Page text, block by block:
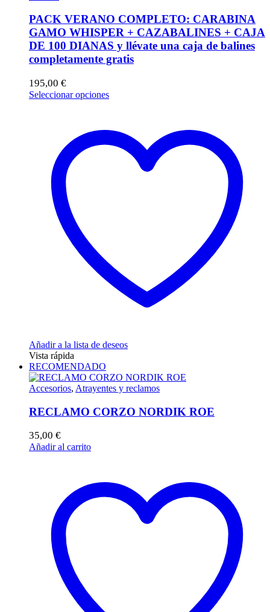
PACK VERANO COMPLETO: CARABINA
GAMO WHISPER + CAZABALINES + CAJA
DE 100 DIANAS y llévate una caja de balines
completamente gratis
195,00 €
Seleccionar opcionesEste
variantes.
Las
opciones
Añadir a la lista de deseos
Vista rápida
RECOMENDADO
Accesorios, Atrayentes y reclamos
RECLAMO CORZO NORDIK ROE
35,00 €
Añadir al carrito